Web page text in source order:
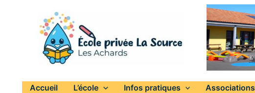
Accueil L’école Infos pratiques Associations